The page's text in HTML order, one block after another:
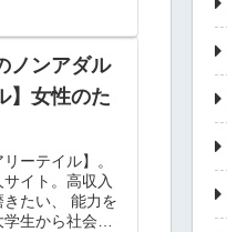
ノンアダル
】女性のた
ーテイル】。
イト。高収入
たい、 能力を
生から社会人